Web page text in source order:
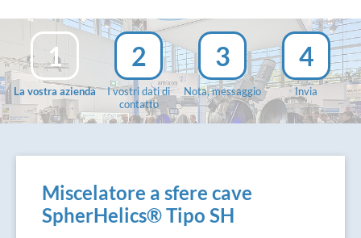
1
La vostra azienda
2
I vostri dati di
contatto
3
Nota, messaggio
4
Invia
Miscelatore a sfere cave
SpherHelics® Tipo SH